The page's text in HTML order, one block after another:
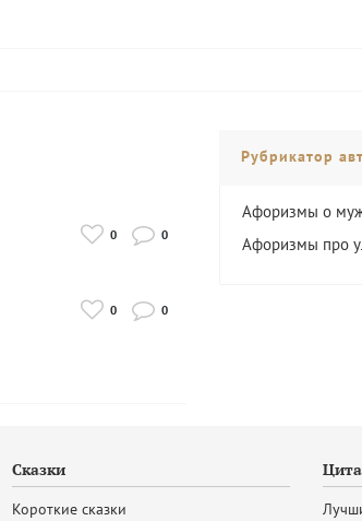
0 0
0 0
Рубрикатор
Афоризмы о
Афоризмы про
Сказки
Короткие сказки